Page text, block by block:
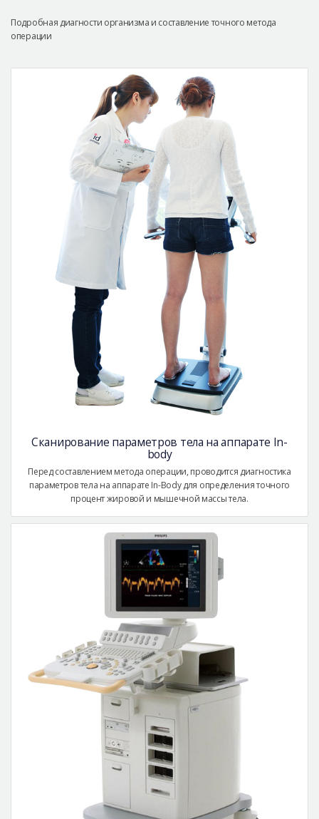
Подробная диагности организма и составление точного метода
операции
Сканирование параметров тела на аппарате In-
body
Перед составлением метода операции, проводится диагностика
параметров тела на аппарате In-Body для определения точного
процент жировой и мышечной массы тела.